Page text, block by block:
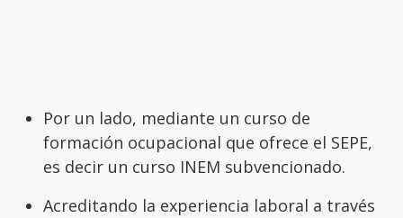
Por un lado, mediante un curso de
formación ocupacional que ofrece el SEPE,
es decir un curso INEM subvencionado.
Acreditando la experiencia laboral a través